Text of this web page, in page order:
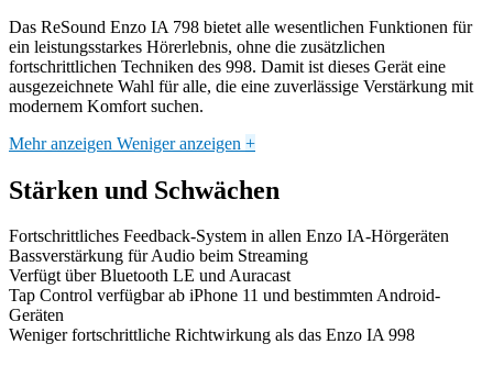
Das ReSound Enzo IA 798 bietet alle wesentlichen Funktionen für
ein leistungsstarkes Hörerlebnis, ohne die zusätzlichen
fortschrittlichen Techniken des 998. Damit ist dieses Gerät eine
ausgezeichnete Wahl für alle, die eine zuverlässige Verstärkung mit
modernem Komfort suchen.
Mehr anzeigen Weniger anzeigen +
Stärken und Schwächen
Fortschrittliches Feedback-System in allen Enzo IA-Hörgeräten
Bassverstärkung für Audio beim Streaming
Verfügt über Bluetooth LE und Auracast
Tap Control verfügbar ab iPhone 11 und bestimmten Android-
Geräten
Weniger fortschrittliche Richtwirkung als das Enzo IA 998